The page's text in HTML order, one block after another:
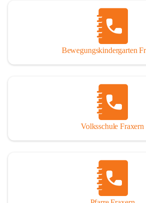
Bewegungskindergarten
Volksschule Fraxern